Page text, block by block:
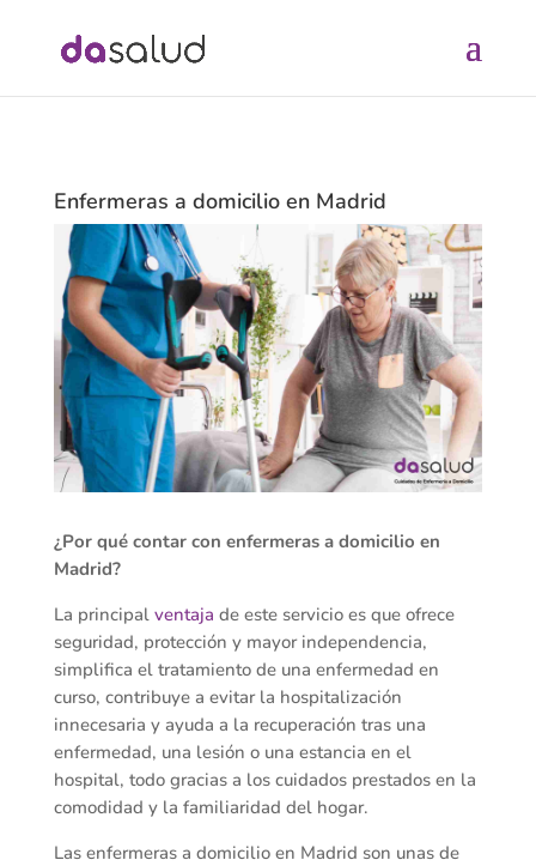
Enfermeras a domicilio en Madrid
¿Por qué contar con enfermeras a domicilio en
Madrid?
La principalventaja de este servicio es que ofrece
seguridad, protección y mayor independencia,
simplifica el tratamiento de una enfermedad en
curso, contribuye a evitar la hospitalización
innecesaria y ayuda a la recuperación tras una
enfermedad, una lesión o una estancia en el
hospital, todo gracias a los cuidados prestados en la
comodidad y la familiaridad del hogar.
Las enfermeras a domicilio en Madrid son unas de